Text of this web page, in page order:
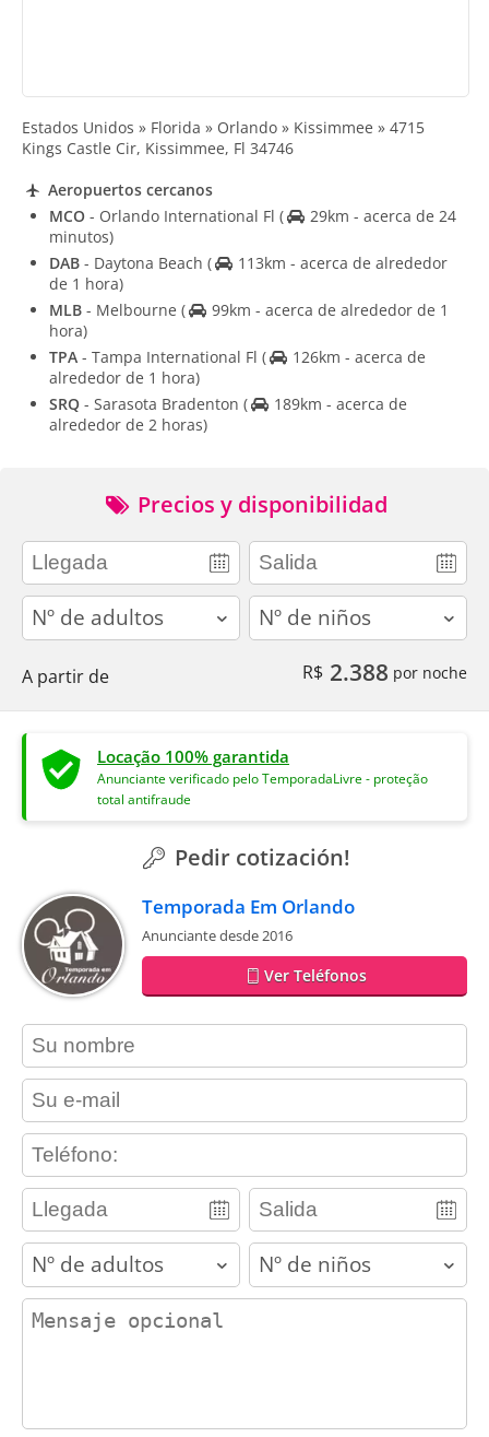
Estados Unidos » Florida » Orlando » Kissimmee » 4715
Kings Castle Cir, Kissimmee, Fl 34746
Aeropuertos cercanos
MCO - Orlando International Fl (
29km - acerca de 24
minutos)
DAB - Daytona Beach (
113km - acerca de alrededor
de 1 hora)
MLB - Melbourne (
99km - acerca de alrededor de 1
hora)
TPA - Tampa International Fl (
126km - acerca de
alrededor de 1 hora)
SRQ - Sarasota Bradenton (
189km - acerca de
alrededor de 2 horas)
Precios y disponibilidad
adults children
A partir de R$ 2.388 por noche
Locação 100% garantida
Anunciante verificado pelo TemporadaLivre - proteção
total antifraude
Pedir cotización!
Temporada Em Orlando
Anunciante desde 2016
Ver Teléfonos
contact_name
contact_email
contact_phone
adults children
contact_message